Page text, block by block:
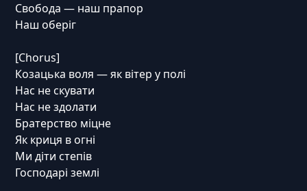
Свобода — наш прапор
Наш оберіг
[Chorus]
Козацька воля — як вітер у полі
Нас не скувати
Нас не здолати
Братерство міцне
Як криця в огні
Ми діти степів
Господарі землі